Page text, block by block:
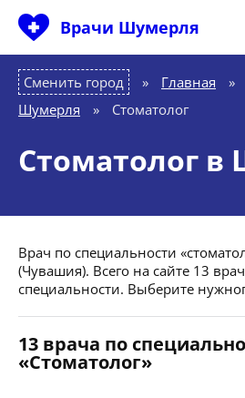
Врачи Шумерля
Сменить город Главная »
Шумерля
» Стоматолог
Стоматолог
Врач по специальности
(Чувашия). Всего на сайте 13
специальности. Выберите
13 врача по
«Стоматолог»